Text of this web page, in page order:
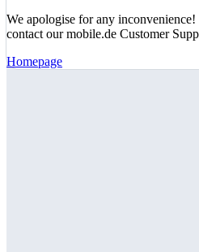
We apologise for any
contact our mobile.de Customer
Homepage